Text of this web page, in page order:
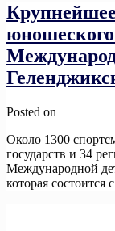
Posted on
Около 1300
государств и 34
Международной
которая состоится с